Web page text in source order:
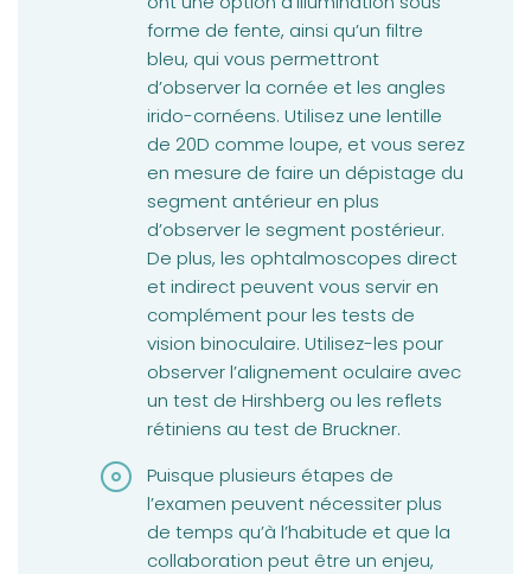
forme de fente, ainsi qu’un filtre
bleu, qui vous permettront
d’observer la cornée et les angles
irido-cornéens. Utilisez une lentille
de 20D comme loupe, et vous serez
en mesure de faire un dépistage du
segment antérieur en plus
d’observer le segment postérieur.
De plus, les ophtalmoscopes direct
et indirect peuvent vous servir en
complément pour les tests de
vision binoculaire. Utilisez-les pour
observer l’alignement oculaire avec
un test de Hirshberg ou les reflets
rétiniens au test de Bruckner.
Puisque plusieurs étapes de
l’examen peuvent nécessiter plus
de temps qu’à l’habitude et que la
collaboration peut être un enjeu,